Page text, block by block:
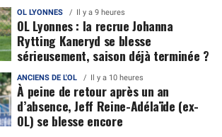
OL LYONNES Il y a 9 heures
OL Lyonnes : la recrue Johanna
Rytting Kaneryd se blesse
sérieusement, saison déjà terminée ?
ANCIENS DE L'OL Il y a 10 heures
À peine de retour après un an
d’absence, Jeff Reine-Adélaïde (ex-
OL) se blesse encore